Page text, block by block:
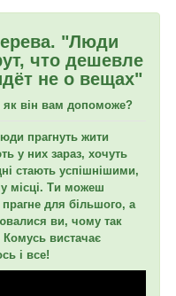
"Люди
что дешевле
не о вещах"
як він вам допоможе?
прагнуть жити
у них зараз, хочуть
стають успішнішими,
місці. Ти можеш
для більшого, а
ви, чому так
Комусь вистачає
і все!